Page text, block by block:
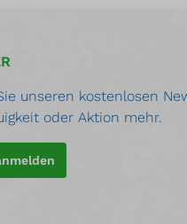
unseren kostenlosen
oder Aktion mehr.